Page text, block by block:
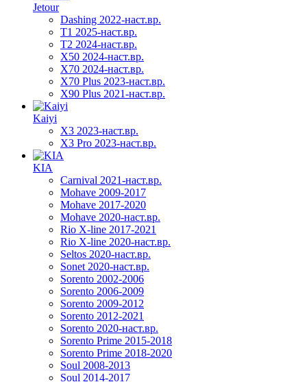
Jetour
Dashing 2022-наст.вр.
T1 2025-наст.вр.
T2 2024-наст.вр.
X50 2024-наст.вр.
X70 2024-наст.вр.
X70 Plus 2023-наст.вр.
X90 Plus 2021-наст.вр.
Kaiyi
X3 2023-наст.вр.
X3 Pro 2023-наст.вр.
KIA
Carnival 2021-наст.вр.
Mohave 2009-2017
Mohave 2017-2020
Mohave 2020-наст.вр.
Rio X-line 2017-2021
Rio X-line 2020-наст.вр.
Seltos 2020-наст.вр.
Sonet 2020-наст.вр.
Sorento 2002-2006
Sorento 2006-2009
Sorento 2009-2012
Sorento 2012-2021
Sorento 2020-наст.вр.
Sorento Prime 2015-2018
Sorento Prime 2018-2020
Soul 2008-2013
Soul 2014-2017